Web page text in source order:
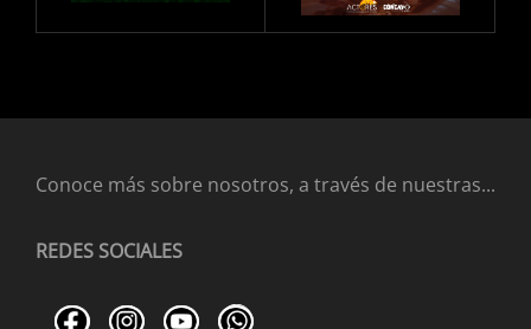
Conoce más sobre nosotros, a través de nuestras...
REDES SOCIALES